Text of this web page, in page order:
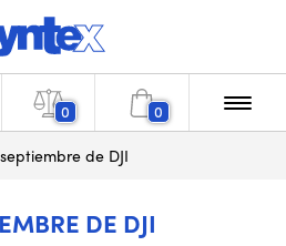
0 0
de DJI
DE DJI